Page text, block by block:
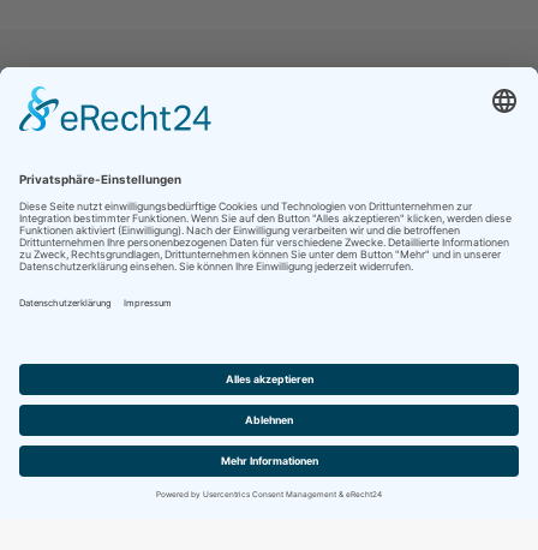
Jetzt folgen für noch mehr Einblicke ins
Vereinsleben:
Impressum
Datenschutz